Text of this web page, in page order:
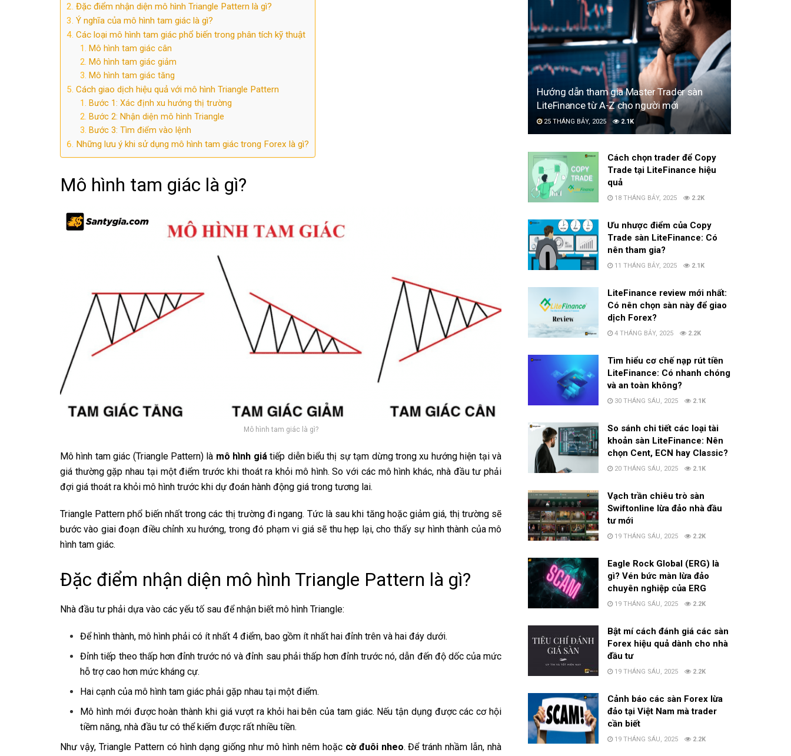
Đặc điểm nhận diện mô hình Triangle Pattern là gì?
Ý nghĩa của mô hình tam giác là gì?
Các loại mô hình tam giác phổ biến trong phân tích kỹ thuật
Mô hình tam giác cân
Mô hình tam giác giảm
Mô hình tam giác tăng
Cách giao dịch hiệu quả với mô hình Triangle Pattern
Bước 1: Xác định xu hướng thị trường
Bước 2: Nhận diện mô hình Triangle
Bước 3: Tìm điểm vào lệnh
Những lưu ý khi sử dụng mô hình tam giác trong Forex là gì?
Mô hình tam giác là gì?
Mô hình tam giác là gì?
Mô hình tam giác (Triangle Pattern) là mô hình giátiếp diễn biểu thị sự tạm dừng trong xu hướng hiện tại và
giá thường gặp nhau tại một điểm trước khi thoát ra khỏi mô hình. So với các mô hình khác, nhà đầu tư phải
đợi giá thoát ra khỏi mô hình trước khi dự đoán hành động giá trong tương lai.
Triangle Pattern phổ biến nhất trong các thị trường đi ngang. Tức là sau khi tăng hoặc giảm giá, thị trường sẽ
bước vào giai đoạn điều chỉnh xu hướng, trong đó phạm vi giá sẽ thu hẹp lại, cho thấy sự hình thành của mô
hình tam giác.
Đặc điểm nhận diện mô hình Triangle Pattern là gì?
Nhà đầu tư phải dựa vào các yếu tố sau để nhận biết mô hình Triangle:
Để hình thành, mô hình phải có ít nhất 4 điểm, bao gồm ít nhất hai đỉnh trên và hai đáy dưới.
Đỉnh tiếp theo thấp hơn đỉnh trước nó và đỉnh sau phải thấp hơn đỉnh trước nó, dẫn đến độ dốc của mức
hỗ trợ cao hơn mức kháng cự.
Hai cạnh của mô hình tam giác phải gặp nhau tại một điểm.
Mô hình mới được hoàn thành khi giá vượt ra khỏi hai bên của tam giác. Nếu tận dụng được các cơ hội
tiềm năng, nhà đầu tư có thể kiếm được rất nhiều tiền.
Như vậy, Triangle Pattern có hình dạng giống như mô hình nêm hoặc cờ đuôi nheo. Để tránh nhầm lẫn, nhà
Hướng dẫn tham gia Master Trader sàn
LiteFinance từ A-Z cho người mới
25 THÁNG BẢY, 2025 2.1K
Cách chọn trader để Copy
Trade tại LiteFinance hiệu
quả
18 THÁNG BẢY, 2025 2.2K
Ưu nhược điểm của Copy
Trade sàn LiteFinance: Có
nên tham gia?
11 THÁNG BẢY, 2025 2.1K
LiteFinance review mới nhất:
Có nên chọn sàn này để giao
dịch Forex?
4 THÁNG BẢY, 2025 2.2K
Tìm hiểu cơ chế nạp rút tiền
LiteFinance: Có nhanh chóng
và an toàn không?
30 THÁNG SÁU, 2025 2.1K
So sánh chi tiết các loại tài
khoản sàn LiteFinance: Nên
chọn Cent, ECN hay Classic?
20 THÁNG SÁU, 2025 2.1K
Vạch trần chiêu trò sàn
Swiftonline lừa đảo nhà đầu
tư mới
19 THÁNG SÁU, 2025 2.2K
Eagle Rock Global (ERG) là
gì? Vén bức màn lừa đảo
chuyên nghiệp của ERG
19 THÁNG SÁU, 2025 2.2K
Bật mí cách đánh giá các sàn
Forex hiệu quả dành cho nhà
đầu tư
19 THÁNG SÁU, 2025 2.2K
Cảnh báo các sàn Forex lừa
đảo tại Việt Nam mà trader
cần biết
19 THÁNG SÁU, 2025 2.2K